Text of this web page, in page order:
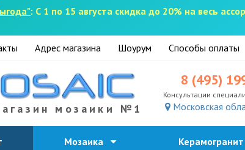
: С 1 по 15 августа скидка до 20% на весь
Адрес магазина Шоурум Способы оплаты
мозаики №1
8 (495)
Консультации
Московская
Мозаика Керамогранит